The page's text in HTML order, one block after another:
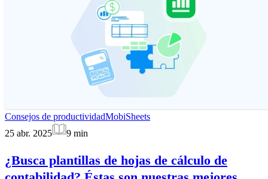
Consejos de productividadMobiSheets
25 abr. 2025
9 min
¿Busca plantillas de hojas de cálculo de